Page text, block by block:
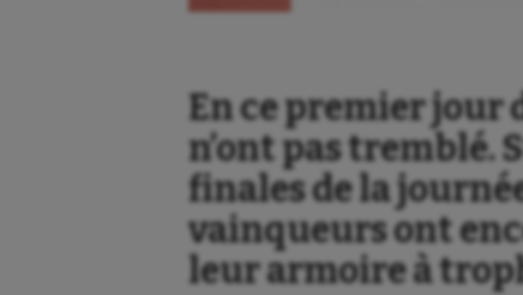
En ce premier jour
n’ont pas tremblé.
finales de la
vainqueurs ont
leur armoire à